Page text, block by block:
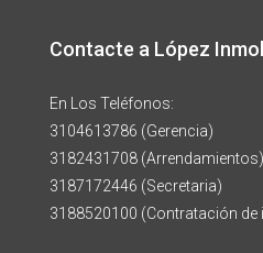
Contacte a López
En Los Teléfonos:
3104613786 (Gerencia)
3182431708 (Arrendamientos)
3187172446 (Secretaria)
3188520100 (Contratación de